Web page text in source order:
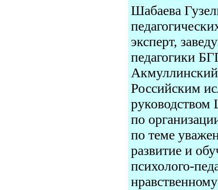
Шабаева
эксперт,
педагогики
Акмуллинский
Российским
руководством
по
по теме
развитие и
психолого-